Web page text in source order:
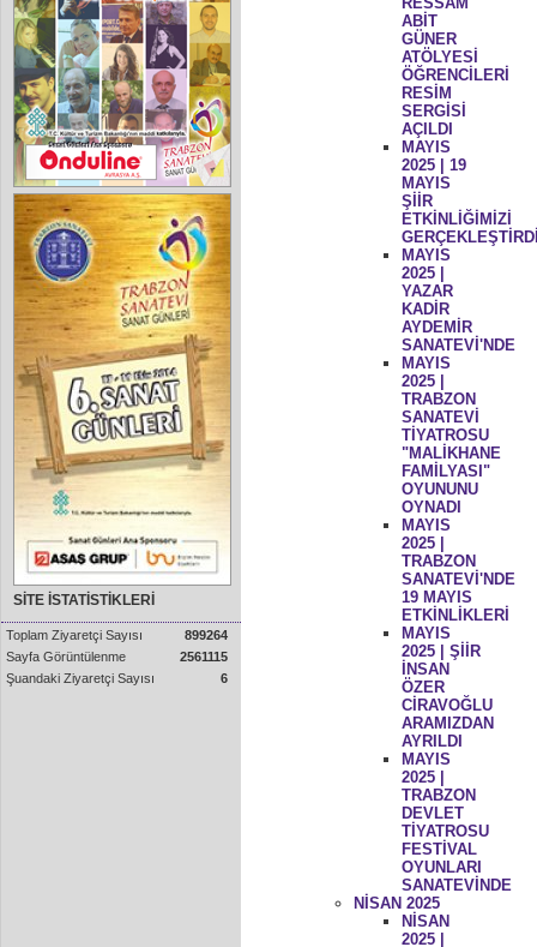
SİTE İSTATİSTİKLERİ
Toplam Ziyaretçi Sayısı
899264
Sayfa Görüntülenme
2561115
Şuandaki Ziyaretçi Sayısı
6
ABİT
GÜNER
ATÖLYESİ
ÖĞRENCİLERİ
RESİM
SERGİSİ
AÇILDI
MAYIS
2025 | 19
MAYIS
ŞİİR
ETKİNLİĞİMİZİ
MAYIS
2025 |
YAZAR
KADİR
AYDEMİR
SANATEVİ'NDE
MAYIS
2025 |
TRABZON
SANATEVİ
TİYATROSU
"MALİKHANE
FAMİLYASI"
OYUNUNU
OYNADI
MAYIS
2025 |
TRABZON
SANATEVİ'NDE
19 MAYIS
ETKİNLİKLERİ
MAYIS
2025 | ŞİİR
İNSAN
ÖZER
CİRAVOĞLU
ARAMIZDAN
AYRILDI
MAYIS
2025 |
TRABZON
DEVLET
TİYATROSU
FESTİVAL
OYUNLARI
SANATEVİNDE
NİSAN 2025
NİSAN
2025 |